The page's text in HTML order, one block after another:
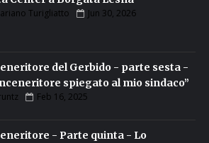
Turigliatto Jun 30, 2026
del Gerbido - parte sesta -
spiegato al mio sindaco”
Feb 16, 2025
- Parte quinta - Lo